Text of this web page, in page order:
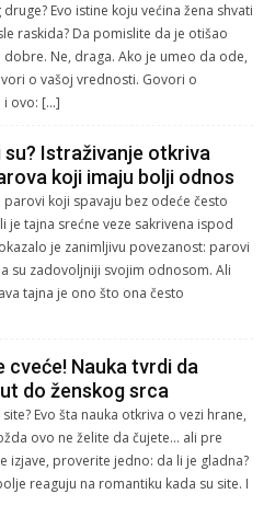
Evo istine koju većina žena shvati
raskida? Da pomislite da je otišao
Ne, draga. Ako je umeo da ode,
o vašoj vrednosti. Govori o
i ovo: […]
su? Istraživanje otkriva
koji imaju bolji odnos
koji spavaju bez odeće često
je tajna srećne veze sakrivena ispod
je zanimljivu povezanost: parovi
su zadovoljniji svojim odnosom. Ali
tajna je ono što ona često
Nauka tvrdi da
do ženskog srca
Evo šta nauka otkriva o vezi hrane,
ovo ne želite da čujete… ali pre
izjave, proverite jedno: da li je gladna?
reaguju na romantiku kada su site. I